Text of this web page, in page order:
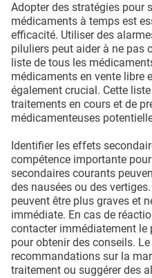
Adopter des stratégies pour
médicaments à temps est
efficacité. Utiliser des
piluliers peut aider à ne pas
liste de tous les
médicaments en vente libre
également crucial. Cette
traitements en cours et de
médicamenteuses
Identifier les effets
compétence importante
secondaires courants
des nausées ou des
peuvent être plus graves et
immédiate. En cas de
contacter immédiatement le
pour obtenir des conseils.
recommandations sur la
traitement ou suggérer des